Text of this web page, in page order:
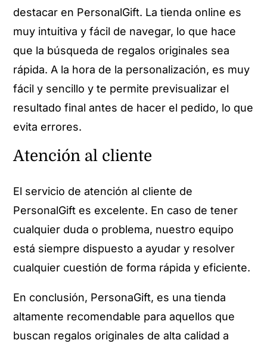
destacar en PersonalGift. La tienda online es
muy intuitiva y fácil de navegar, lo que hace
que la búsqueda de regalos originales sea
rápida. A la hora de la personalización, es muy
fácil y sencillo y te permite previsualizar el
resultado final antes de hacer el pedido, lo que
evita errores.
Atención al cliente
El servicio de atención al cliente de
PersonalGift es excelente. En caso de tener
cualquier duda o problema, nuestro equipo
está siempre dispuesto a ayudar y resolver
cualquier cuestión de forma rápida y eficiente.
En conclusión, PersonaGift, es una tienda
altamente recomendable para aquellos que
buscan regalos originales de alta calidad a